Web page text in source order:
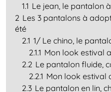
1.1 Le jean, le pantalon
2 Les 3 pantalons à
été
2.1 1/ Le chino, le
2.1.1 Mon look estival
2.2 Le pantalon fluide,
2.2.1 Mon look estival
2.3 Le pantalon en lin,